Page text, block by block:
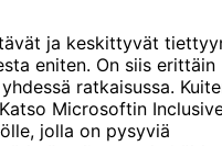
ja keskittyvät
eniten. On siis erittäin
ratkaisussa.
Microsoftin
jolla on pysyviä